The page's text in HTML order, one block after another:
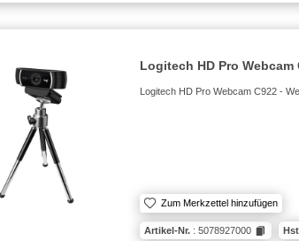
Logitech HD Pro Webcam
Logitech HD Pro Webcam C922 -
Zum Merkzettel hinzufügen
Artikel-Nr. : 5078927000